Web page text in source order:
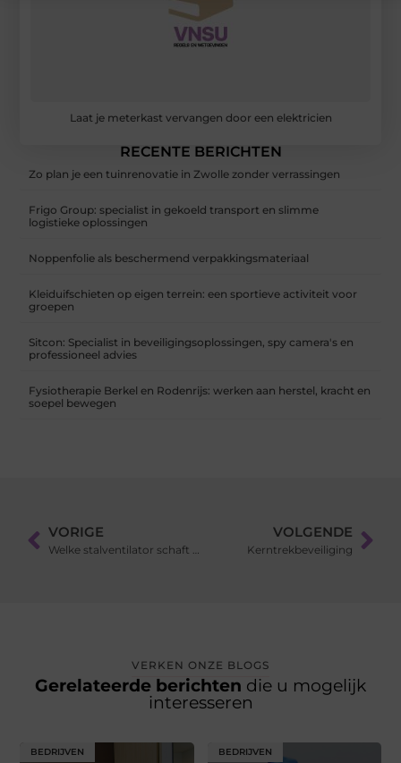
Laat je meterkast vervangen door een elektricien
RECENTE BERICHTEN
Zo plan je een tuinrenovatie in Zwolle zonder verrassingen
Frigo Group: specialist in gekoeld transport en slimme
logistieke oplossingen
Noppenfolie als beschermend verpakkingsmateriaal
Kleiduifschieten op eigen terrein: een sportieve activiteit voor
groepen
Sitcon: Specialist in beveiligingsoplossingen, spy camera's en
professioneel advies
Fysiotherapie Berkel en Rodenrijs: werken aan herstel, kracht en
soepel bewegen
VORIGE
Welke stalventilator schaft u aan?
VOLGENDE
Kerntrekbeveiliging
VERKEN ONZE BLOGS
Gerelateerde berichten die u mogelijk
interesseren
BEDRIJVEN BEDRIJVEN